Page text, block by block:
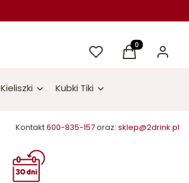
UlubioneProdukty w
Koszyk Zaloguj
Kieliszki Kubki Tiki
Kontakt600-835-157oraz: sklep@2drink.pl